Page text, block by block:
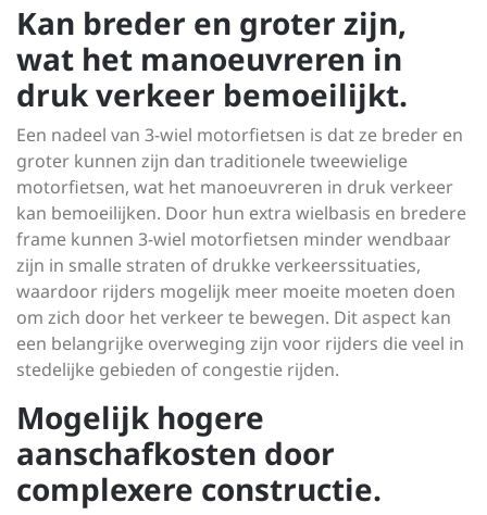
Kan breder en groter zijn,
wat het manoeuvreren in
druk verkeer bemoeilijkt.
Een nadeel van 3-wiel motorfietsen is dat ze breder en
groter kunnen zijn dan traditionele tweewielige
motorfietsen, wat het manoeuvreren in druk verkeer
kan bemoeilijken. Door hun extra wielbasis en bredere
frame kunnen 3-wiel motorfietsen minder wendbaar
zijn in smalle straten of drukke verkeerssituaties,
waardoor rijders mogelijk meer moeite moeten doen
om zich door het verkeer te bewegen. Dit aspect kan
een belangrijke overweging zijn voor rijders die veel in
stedelijke gebieden of congestie rijden.
Mogelijk hogere
aanschafkosten door
complexere constructie.